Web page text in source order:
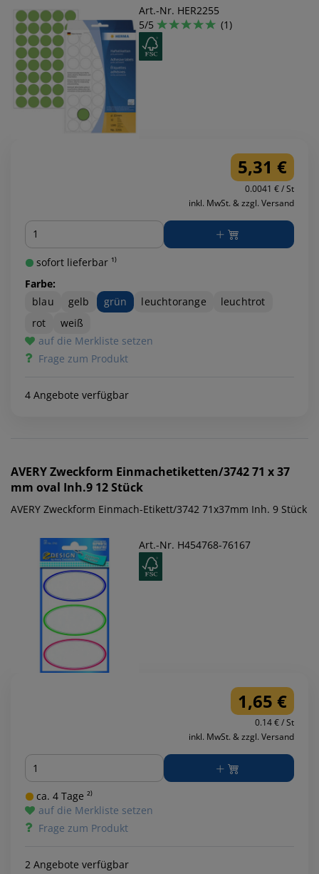
Art.-Nr. HER2255
5/5
(1)
5,31 €
0.0041 € / St
inkl. MwSt. & zzgl. Versand
Menge
sofort lieferbar ¹⁾
Farbe:
blau
gelb grün leuchtorange
leuchtrot
rot
weiß
auf die Merkliste setzen
Frage zum Produkt
4 Angebote verfügbar
AVERY Zweckform Einmachetiketten/3742 71 x 37
mm oval Inh.9 12 Stück
AVERY Zweckform Einmach-Etikett/3742 71x37mm Inh. 9 Stück
Art.-Nr. H454768-76167
1,65 €
0.14 € / St
inkl. MwSt. & zzgl. Versand
Menge
ca. 4 Tage ²⁾
auf die Merkliste setzen
Frage zum Produkt
2 Angebote verfügbar